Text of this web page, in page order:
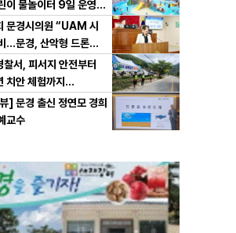
이 물놀이터 9일 운영
문경시의원 “UAM 시
…문경, 산악형 드론산
도시로 도약해야”
찰서, 피서지 안전부터
치안 체험까지…
] 문경 출신 정연모 경희
교수